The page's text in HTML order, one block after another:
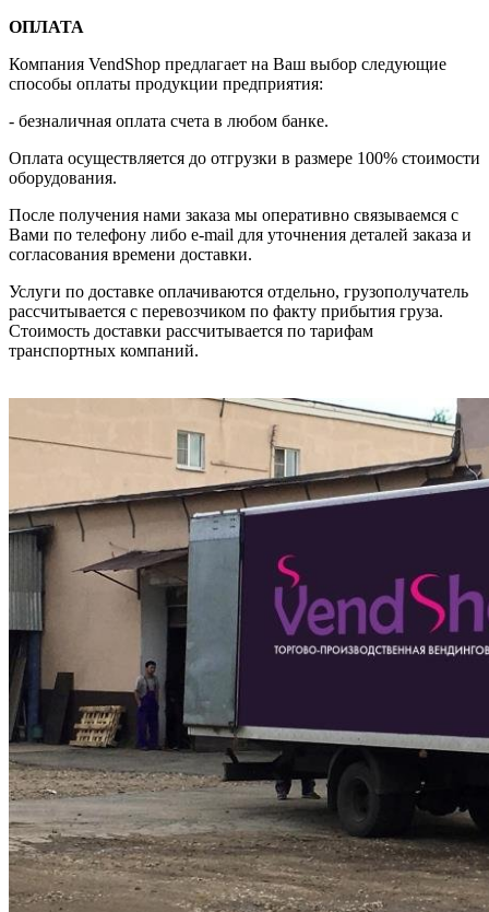
ОПЛАТА
Компания VendShop предлагает на Ваш выбор следующие
способы оплаты продукции предприятия:
- безналичная оплата счета в любом банке.
Оплата осуществляется до отгрузки в размере 100% стоимости
оборудования.
После получения нами заказа мы оперативно связываемся с
Вами по телефону либо e-mail для уточнения деталей заказа и
согласования времени доставки.
Услуги по доставке оплачиваются отдельно, грузополучатель
рассчитывается с перевозчиком по факту прибытия груза.
Стоимость доставки рассчитывается по тарифам
транспортных компаний.